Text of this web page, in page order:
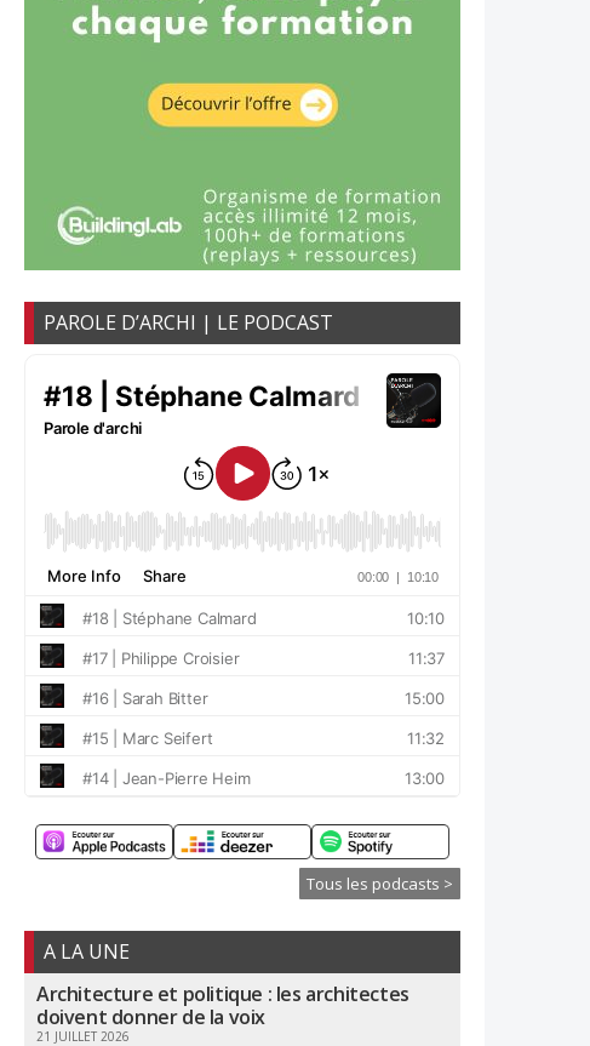
PAROLE D’ARCHI | LE PODCAST
Tous les podcasts >
A LA UNE
Architecture et politique : les architectes
doivent donner de la voix
21 JUILLET 2026